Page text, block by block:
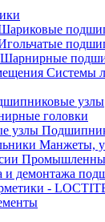
Шарнирные
Системы
узлы
головки
Манжеты,